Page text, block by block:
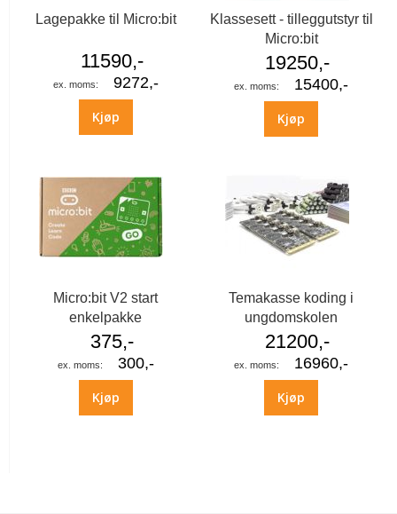
Lagepakke til Micro:bit
11590,-
9272,-
Kjøp
Klassesett - tilleggutstyr til
Micro:bit
19250,-
15400,-
Kjøp
Micro:bit V2 start
enkelpakke
375,-
300,-
Kjøp
Temakasse koding i
ungdomskolen
21200,-
16960,-
Kjøp